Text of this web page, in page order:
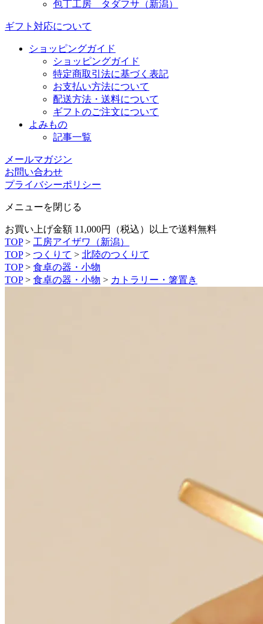
包丁工房 タダフサ（新潟）
ギフト対応について
ショッピングガイド
ショッピングガイド
特定商取引法に基づく表記
お支払い方法について
配送方法・送料について
ギフトのご注文について
よみもの
記事一覧
メールマガジン
お問い合わせ
プライバシーポリシー
メニューを閉じる
お買い上げ金額 11,000円（税込）以上で送料無料
TOP> 工房アイザワ（新潟）
TOP > つくりて > 北陸のつくりて
TOP > 食卓の器・小物
TOP > 食卓の器・小物 > カトラリー・箸置き